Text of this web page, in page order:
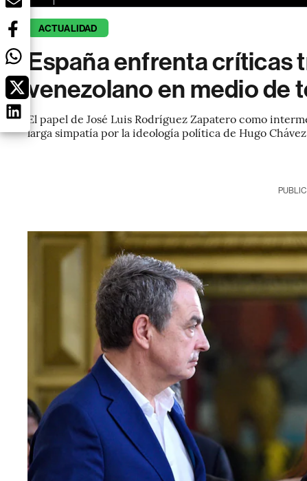
ACTUALIDAD
España enfrenta críticas
venezolano en medio de
El papel de José Luis Rodríguez Zapatero como
larga simpatía por la ideología política de Hugo